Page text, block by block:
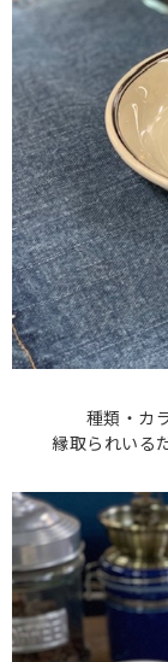
種類・カ
縁取られいる